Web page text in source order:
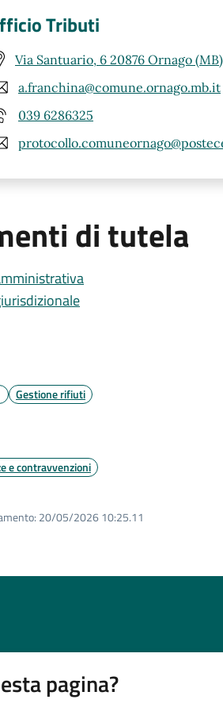
Tributi
Via Santuario, 6 20876 Ornago (MB)
a.franchina@comune.ornago.mb.it
039 6286325
di tutela
Gestione rifiuti
e contravvenzioni
20/05/2026 10:25.11
pagina?